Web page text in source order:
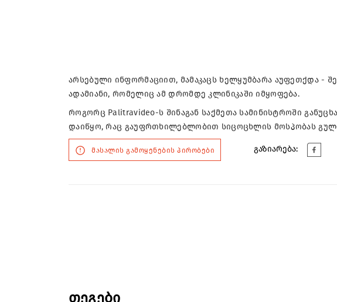
არსებული ინფორმაციით, მამაკაცს ხელყუმბარა აუფეთქდა -
ადამიანი, რომელიც ამ დრომდე კლინიკაში იმყოფება.
როგორც Palitravideo-ს შინაგან საქმეთა სამინისტროში
დაიწყო, რაც გაუფრთხილებლობით სიცოცხლის მოსპობას
მასალის გამოყენების პირობები გაზიარება:
თეგები